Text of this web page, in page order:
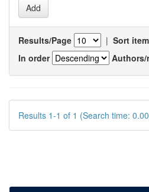
Results/Page | Sort
In order
Authors/
Results 1-1 of 1 (Search time: